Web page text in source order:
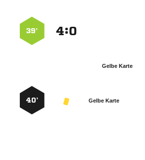
:
39’
Gelbe Karte
Gelbe Karte
40’